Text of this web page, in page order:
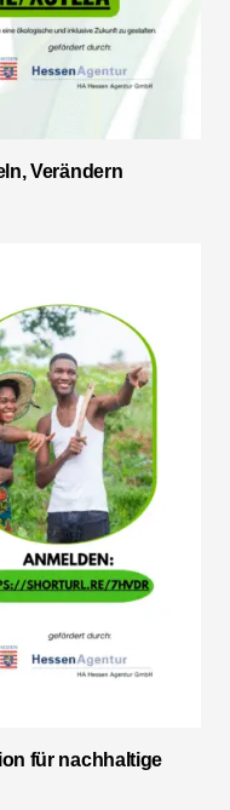
Verändern
für nachhaltige